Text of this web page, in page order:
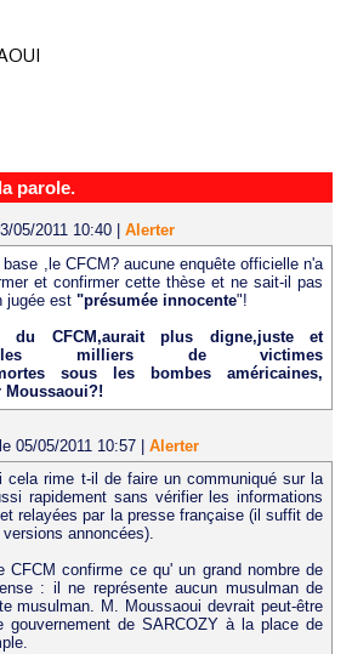
parole.
05/2011 10:40
Alerter
,le CFCM? aucune enquête officielle n'a
et confirmer cette thèse et ne sait-il pas
jugée est "présumée innocente"!
CFCM,aurait plus digne,juste et
les milliers de victimes
sous les bombes américaines,
Moussaoui?!
le 05/05/2011 10:57 | Alerter
cela rime t-il de faire un communiqué sur la
rapidement sans vérifier les informations
relayées par la presse française (il suffit de
annoncées).
CFCM confirme ce qu' un grand nombre de
: il ne représente aucun musulman de
musulman. M. Moussaoui devrait peut-être
gouvernement de SARCOZY à la place de